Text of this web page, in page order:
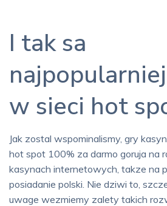
I tak sa
w sieci hot
Jak zostal wspominalismy, gry
hot spot 100% za darmo goruja na
kasynach internetowych, takze na
posiadanie polski. Nie dziwi to,
uwage wezmiemy zalety takich